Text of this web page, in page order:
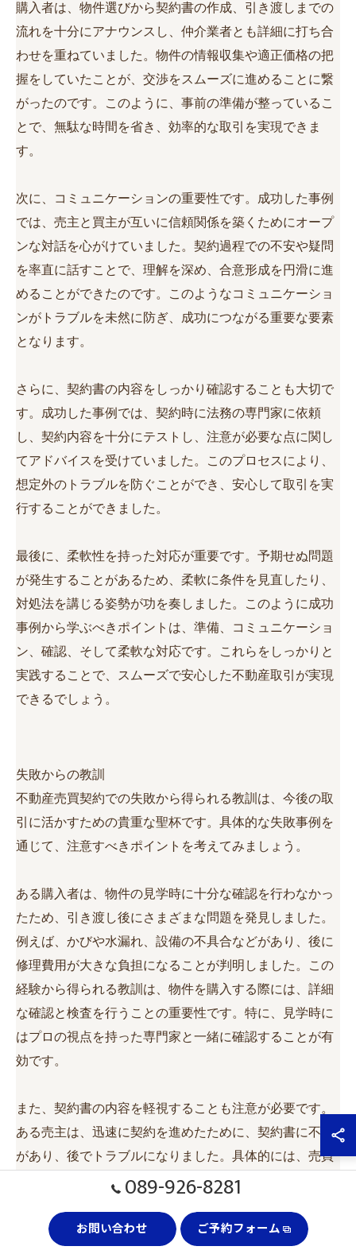
購入者は、物件選びから契約書の作成、引き渡しまでの
流れを十分にアナウンスし、仲介業者とも詳細に打ち合
わせを重ねていました。物件の情報収集や適正価格の把
握をしていたことが、交渉をスムーズに進めることに繋
がったのです。このように、事前の準備が整っているこ
とで、無駄な時間を省き、効率的な取引を実現できま
す。
次に、コミュニケーションの重要性です。成功した事例
では、売主と買主が互いに信頼関係を築くためにオープ
ンな対話を心がけていました。契約過程での不安や疑問
を率直に話すことで、理解を深め、合意形成を円滑に進
めることができたのです。このようなコミュニケーショ
ンがトラブルを未然に防ぎ、成功につながる重要な要素
となります。
さらに、契約書の内容をしっかり確認することも大切で
す。成功した事例では、契約時に法務の専門家に依頼
し、契約内容を十分にテストし、注意が必要な点に関し
てアドバイスを受けていました。このプロセスにより、
想定外のトラブルを防ぐことができ、安心して取引を実
行することができました。
最後に、柔軟性を持った対応が重要です。予期せぬ問題
が発生することがあるため、柔軟に条件を見直したり、
対処法を講じる姿勢が功を奏しました。このように成功
事例から学ぶべきポイントは、準備、コミュニケーショ
ン、確認、そして柔軟な対応です。これらをしっかりと
実践することで、スムーズで安心した不動産取引が実現
できるでしょう。
失敗からの教訓
不動産売買契約での失敗から得られる教訓は、今後の取
引に活かすための貴重な聖杯です。具体的な失敗事例を
通じて、注意すべきポイントを考えてみましょう。
ある購入者は、物件の見学時に十分な確認を行わなかっ
たため、引き渡し後にさまざまな問題を発見しました。
例えば、かびや水漏れ、設備の不具合などがあり、後に
修理費用が大きな負担になることが判明しました。この
経験から得られる教訓は、物件を購入する際には、詳細
な確認と検査を行うことの重要性です。特に、見学時に
はプロの視点を持った専門家と一緒に確認することが有
効です。
また、契約書の内容を軽視することも注意が必要です。
ある売主は、迅速に契約を進めたために、契約書に不備
があり、後でトラブルになりました。具体的には、売買
価格の設定や引き渡しの条件が曖昧だったため、意見の
の内容を慎重に確認し、不明点があれば必ず解消してお
089-926-8281
お問い合わせ ご予約フォーム